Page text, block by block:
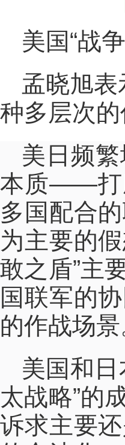
美国“战
孟晓旭
种多层次
美日频
本质——打
多国配合
为主要的
敢之盾”主
国联军的
的作战场景
美国和
太战略”的
诉求主要